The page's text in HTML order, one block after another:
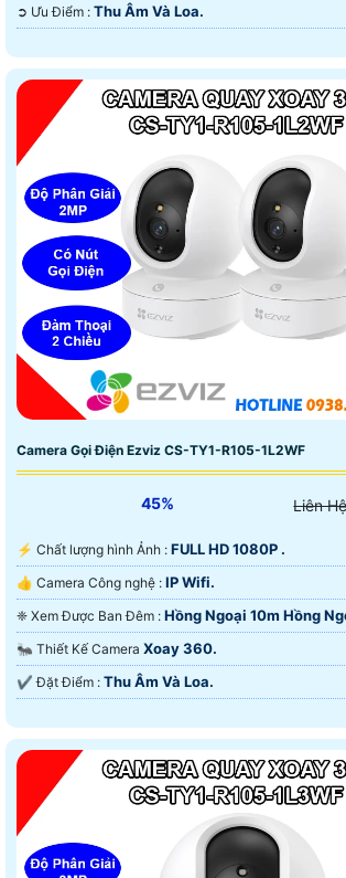
️➲ Ưu Điểm : Thu Âm Và Loa.
Camera Gọi Điện Ezviz CS-TY1-R105-1L2WF
45% Liên
️⚡ Chất lượng hình Ảnh : FULL HD 1080P .
👍 Camera Công nghệ : IP Wifi.
❈ Xem Được Ban Đêm : Hồng Ngoại 10m Hồng
🐜 Thiết Kế Camera Xoay 360.
️✔️ Đặt Điểm : Thu Âm Và Loa.